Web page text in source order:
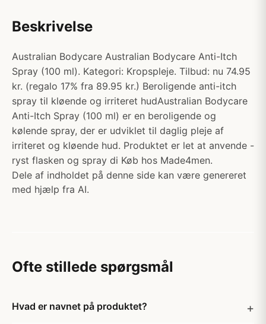
Beskrivelse
Australian Bodycare Australian Bodycare Anti-Itch
Spray (100 ml). Kategori: Kropspleje. Tilbud: nu 74.95
kr. (regalo 17% fra 89.95 kr.) Beroligende anti-itch
spray til kløende og irriteret hudAustralian Bodycare
Anti-Itch Spray (100 ml) er en beroligende og
kølende spray, der er udviklet til daglig pleje af
irriteret og kløende hud. Produktet er let at anvende -
ryst flasken og spray di Køb hos Made4men.
Dele af indholdet på denne side kan være genereret
med hjælp fra AI.
Ofte stillede spørgsmål
Hvad er navnet på produktet?